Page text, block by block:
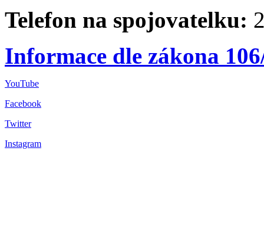
Telefon na spojovatelku:
Informace dle zákona
YouTube
Facebook
Twitter
Instagram